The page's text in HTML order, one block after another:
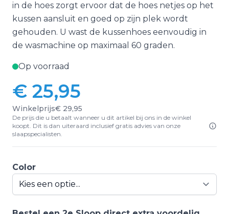
in de hoes zorgt ervoor dat de hoes netjes op het
kussen aansluit en goed op zijn plek wordt
gehouden. U wast de kussenhoes eenvoudig in
de wasmachine op maximaal 60 graden.
Op voorraad
Vanaf:
€ 25,95
Winkelprijs€ 29,95
De prijs die u betaalt wanneer u dit artikel bij ons in de winkel
koopt. Dit is dan uiteraard inclusief gratis advies van onze
slaapspecialisten.
Color